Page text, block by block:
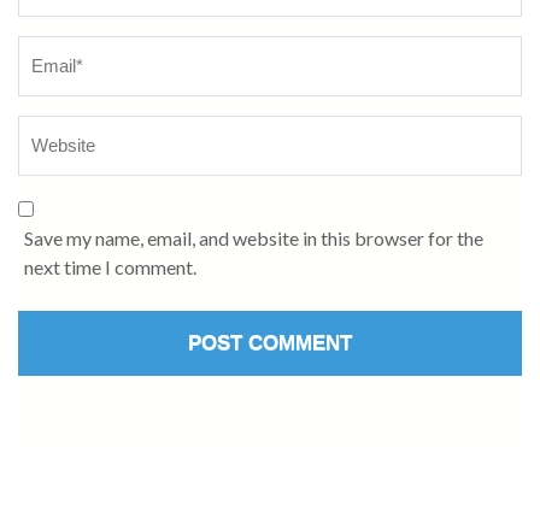
Save my name, email, and website in this browser for the
next time I comment.